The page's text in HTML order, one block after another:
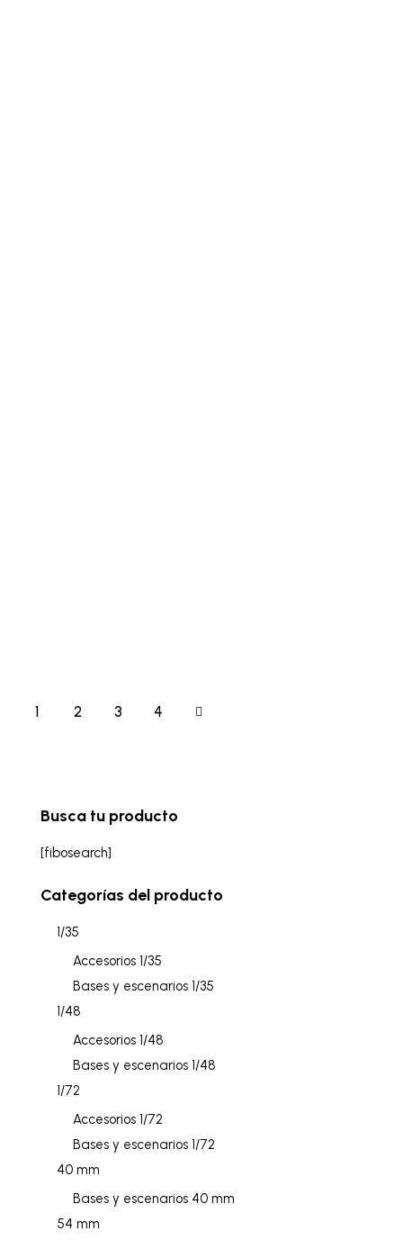
1 2 3 4
→
Busca tu producto
[fibosearch]
Categorías del producto
1/35
Accesorios 1/35
Bases y escenarios 1/35
1/48
Accesorios 1/48
Bases y escenarios 1/48
1/72
Accesorios 1/72
Bases y escenarios 1/72
40 mm
Bases y escenarios 40 mm
54 mm